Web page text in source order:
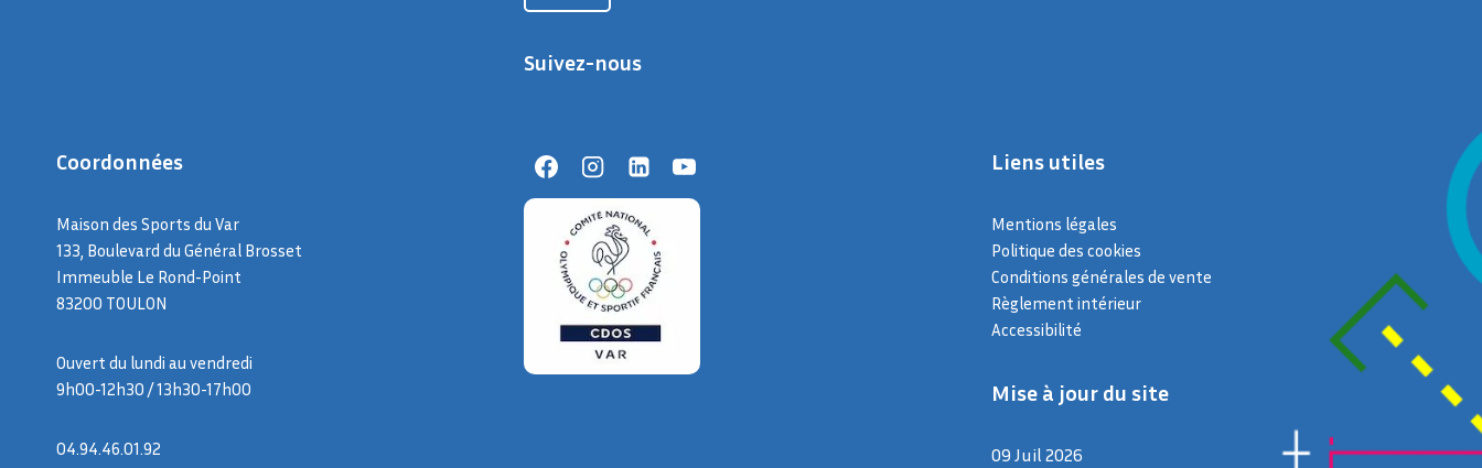
Suivez-nous
Coordonnées
Maison des Sports du Var
133, Boulevard du Général Brosset
Immeuble Le Rond-Point
83200 TOULON
Ouvert du lundi au vendredi
9h00-12h30 / 13h30-17h00
04.94.46.01.92
Liens utiles
Mentions légales
Politique des cookies
Conditions générales de vente
Règlement intérieur
Accessibilité
Mise à jour du site
09 Juil 2026